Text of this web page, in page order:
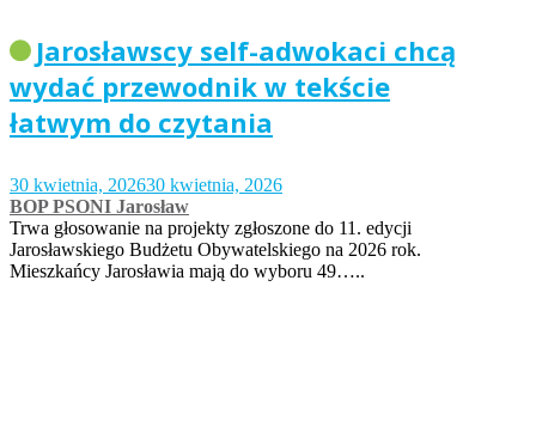
Jarosławscy self-adwokaci chcą
wydać przewodnik w tekście
łatwym do czytania
30 kwietnia, 202630 kwietnia, 2026
BOP PSONI Jarosław
Trwa głosowanie na projekty zgłoszone do 11. edycji
Jarosławskiego Budżetu Obywatelskiego na 2026 rok.
Mieszkańcy Jarosławia mają do wyboru 49…..